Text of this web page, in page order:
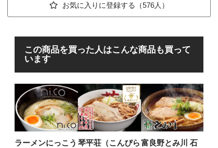
お気に入りに登録する（576人）
この商品を買った人はこんな商品も買って
います
ラーメンにっこう 琴平荘（こんぴら 富良野とみ川 石